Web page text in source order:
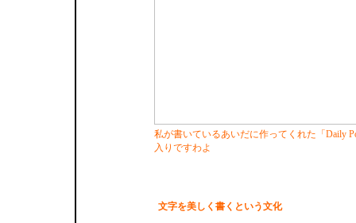
私が書いているあいだに作ってくれた「Daily
入りですわよ
文字を美しく書くという文化